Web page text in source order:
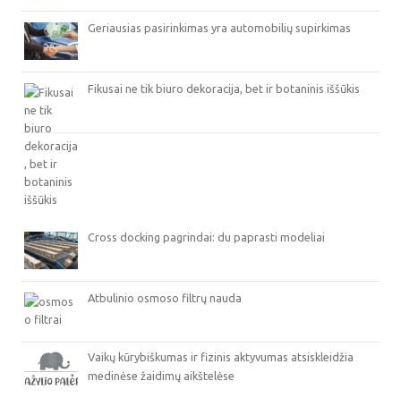
Geriausias pasirinkimas yra automobilių supirkimas
Fikusai ne tik biuro dekoracija, bet ir botaninis iššūkis
Cross docking pagrindai: du paprasti modeliai
Atbulinio osmoso filtrų nauda
Vaikų kūrybiškumas ir fizinis aktyvumas atsiskleidžia
medinėse žaidimų aikštelėse